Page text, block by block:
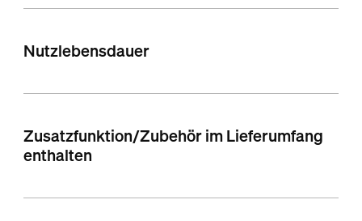
Nutzlebensdauer
Zusatzfunktion/Zubehör im Lieferumfang
enthalten